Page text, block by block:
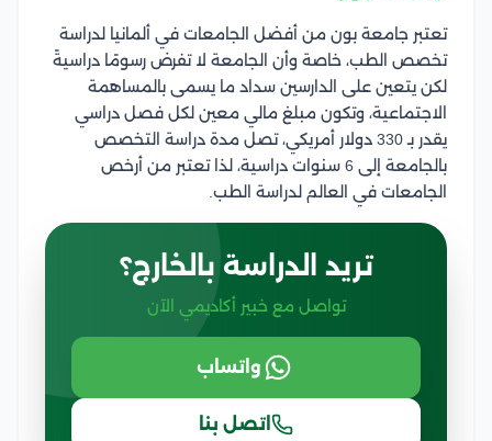
تعتبر جامعة بون من أفضل الجامعات في ألمانيا لدراسة
تخصص الطب، خاصة وأن الجامعة لا تفرض رسومًا دراسيةً
لكن يتعين على الدارسين سداد ما يسمى بالمساهمة
الاجتماعية، وتكون مبلغ مالي معين لكل فصل دراسي
يقدر بـ 330 دولار أمريكي، تصل مدة دراسة التخصص
بالجامعة إلى 6 سنوات دراسية، لذا تعتبر من أرخص
الجامعات في العالم لدراسة الطب.
تريد الدراسة بالخارج؟
تواصل مع خبير أكاديمي الآن
واتساب
اتصل بنا